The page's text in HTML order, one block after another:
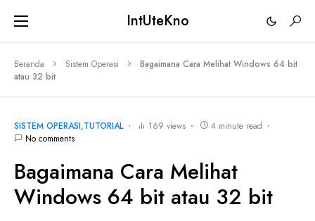
IntUteKno
Beranda Sistem Operasi
Bagaimana Cara Melihat Windows 64 bit
atau 32 bit
SISTEM OPERASI TUTORIAL 169 views
4 minute read
No comments
Bagaimana Cara Melihat
Windows 64 bit atau 32 bit